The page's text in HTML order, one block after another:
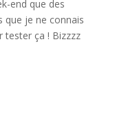
end que des
que je ne connais
tester ça ! Bizzzz